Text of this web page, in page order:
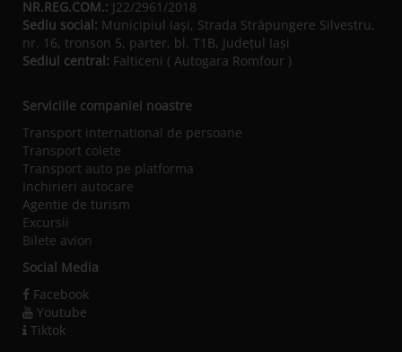
NR.REG.COM.: J22/2961/2018
Sediu social: Municipiul Iaşi, Strada Străpungere Silvestru,
nr. 16, tronson 5, parter, bl. T1B, Județul Iaşi
Sediul central: Falticeni ( Autogara Romfour )
Serviciile companiei noastre
Transport international de persoane
Transport colete
Transport auto pe platforma
Inchirieri autocare
Agentie de turism
Excursii
Bilete avion
Social Media
Facebook
Youtube
Tiktok